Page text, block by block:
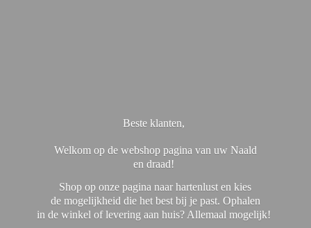
Beste klanten,
Welkom op de webshop pagina van uw Naald
en draad!
Shop op onze pagina naar hartenlust en kies
de mogelijkheid die het best bij je past. Ophalen
in de winkel of levering aan huis? Allemaal mogelijk!